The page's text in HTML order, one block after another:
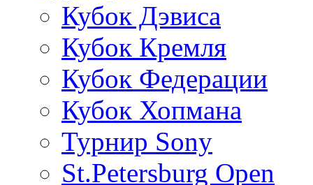
Кубок Дэвиса
Кубок Кремля
Кубок Федерации
Кубок Хопмана
Турнир Sony
St.Petersburg Open